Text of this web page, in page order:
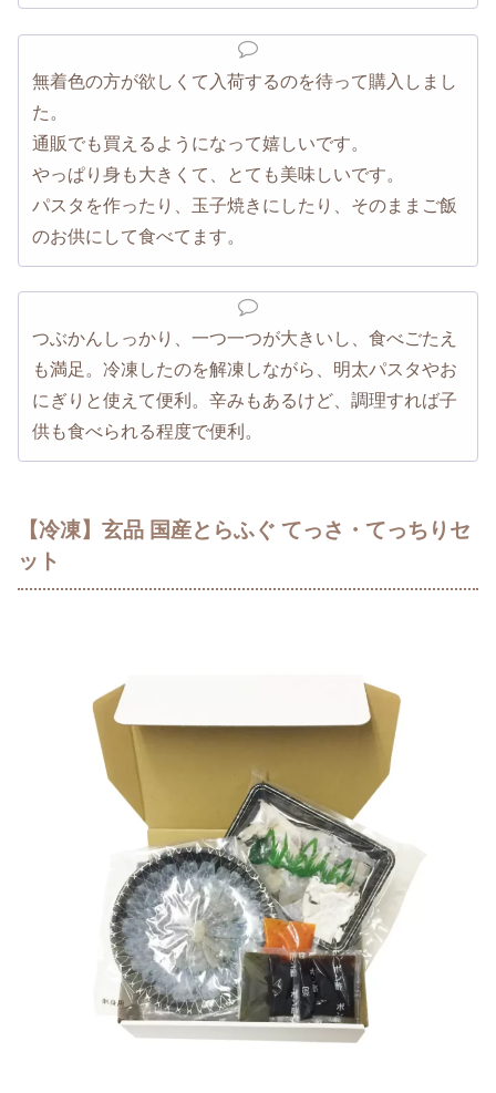
無着色の方が欲しくて入荷するのを待って購入しまし
た。
通販でも買えるようになって嬉しいです。
やっぱり身も大きくて、とても美味しいです。
パスタを作ったり、玉子焼きにしたり、そのままご飯
のお供にして食べてます。
つぶかんしっかり、一つ一つが大きいし、食べごたえ
も満足。冷凍したのを解凍しながら、明太パスタやお
にぎりと使えて便利。辛みもあるけど、調理すれば子
供も食べられる程度で便利。
【冷凍】玄品 国産とらふぐ てっさ・てっちりセ
ット